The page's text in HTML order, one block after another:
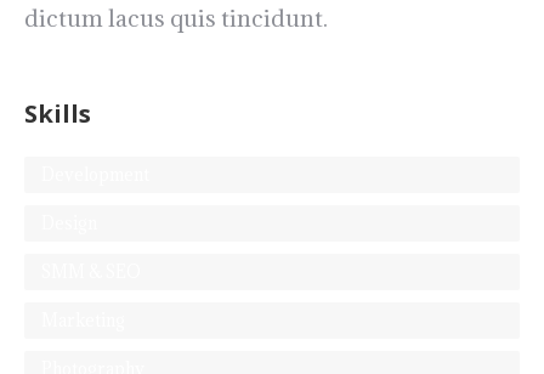
dictum lacus quis tincidunt.
Skills